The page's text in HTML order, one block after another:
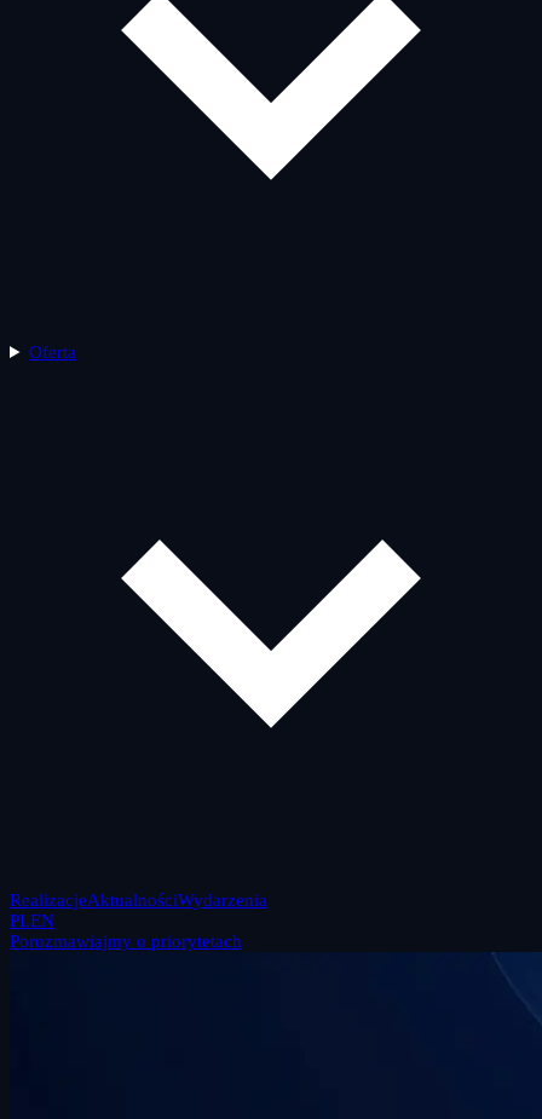
Oferta
RealizacjeAktualnościWydarzenia
PLEN
Porozmawiajmy o priorytetach